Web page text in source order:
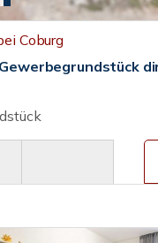
Coburg